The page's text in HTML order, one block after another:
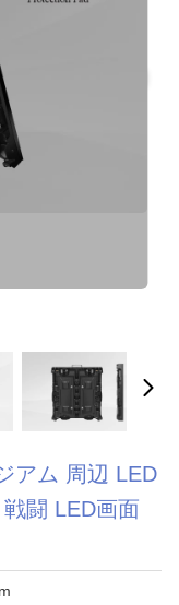
アム 周辺 LED
闘 LED画面